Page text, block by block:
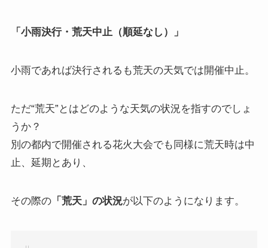
「小雨決行・荒天中止（順延なし）」
小雨であれば決行されるも荒天の天気では開催中止。
ただ“荒天”とはどのような天気の状況を指すのでしょ
うか？
別の都内で開催される花火大会でも同様に荒天時は中
止、延期とあり、
その際の「荒天」の状況が以下のようになります。